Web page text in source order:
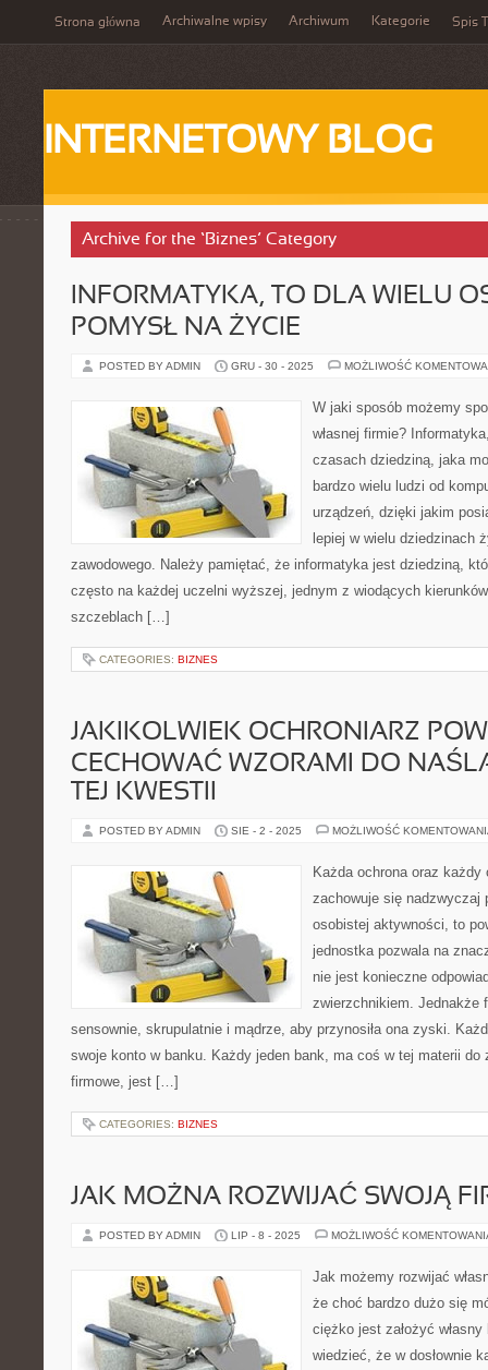
Strona główna Archiwalne wpisy Archiwum Kategorie Spis
INTERNETOWY BLOG
Archive for the ‘Biznes’ Category
INFORMATYKA, TO DLA WIELU
POMYSŁ NA ŻYCIE
POSTED BY ADMIN GRU - 30 - 2025 MOŻLIWOŚĆ
W jaki sposób możemy
własnej firmie?
czasach dziedziną, jaka
bardzo wielu ludzi od
urządzeń, dzięki jakim
lepiej w wielu dziedzinach
zawodowego. Należy pamiętać, że informatyka jest dziedziną,
często na każdej uczelni wyższej, jednym z wiodących
szczeblach […]
CATEGORIES: BIZNES
JAKIKOLWIEK OCHRONIARZ
CECHOWAĆ WZORAMI DO
TEJ KWESTII
POSTED BY ADMIN SIE - 2 - 2025 MOŻLIWOŚĆ
Każda ochrona oraz
zachowuje się nadzwyczaj
osobistej aktywności, to
jednostka pozwala na
nie jest konieczne
zwierzchnikiem. Jednakże
sensownie, skrupulatnie i mądrze, aby przynosiła ona zyski.
swoje konto w banku. Każdy jeden bank, ma coś w tej materii do
firmowe, jest […]
CATEGORIES: BIZNES
JAK MOŻNA ROZWIJAĆ SWOJĄ
POSTED BY ADMIN LIP - 8 - 2025 MOŻLIWOŚĆ
Jak możemy rozwijać
że choć bardzo dużo się
ciężko jest założyć
wiedzieć, że w dosłownie